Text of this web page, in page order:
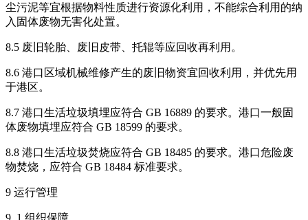
尘污泥等宜根据物料性质进行资源化利用，不能综合利用的纳
入固体废物无害化处置。
8.5 废旧轮胎、废旧皮带、托辊等应回收再利用。
8.6 港口区域机械维修产生的废旧物资宜回收利用，并优先用
于港区。
8.7 港口生活垃圾填埋应符合 GB 16889 的要求。港口一般固
体废物填埋应符合 GB 18599 的要求。
8.8 港口生活垃圾焚烧应符合 GB 18485 的要求。港口危险废
物焚烧，应符合 GB 18484 标准要求。
9 运行管理